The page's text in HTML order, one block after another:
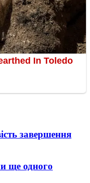
завершення
ще одного